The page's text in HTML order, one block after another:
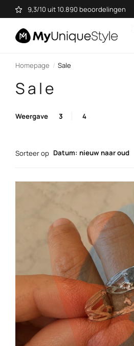
9,3/10 uit 10.890 beoordelingen
Homepage Sale
Sale
Weergave 3
4
Sorteer op Datum: nieuw naar oud